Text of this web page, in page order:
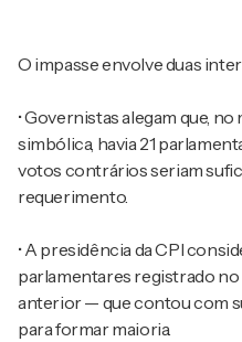
O impasse envolve duas
• Governistas alegam que,
simbólica, havia 21
votos contrários seriam
requerimento.
• A presidência da CPI
parlamentares registrado
anterior — que contou com
para formar maioria.